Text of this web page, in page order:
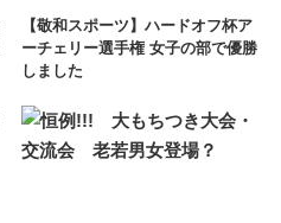
【敬和スポーツ】ハードオフ杯ア
ーチェリー選手権 女子の部で優勝
しました